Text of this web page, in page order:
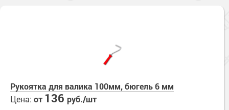
Рукоятка для валика 100мм, бюгель 6 мм
Цена: от 136 руб./шт